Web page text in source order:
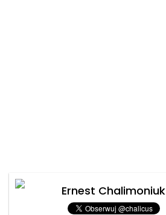
Ernest Chalimoniuk